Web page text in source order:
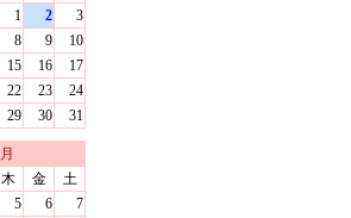
1
2
3
8 9
10
15 16
17
22 23
24
29 30 31
月
木 金
土
5 6
7